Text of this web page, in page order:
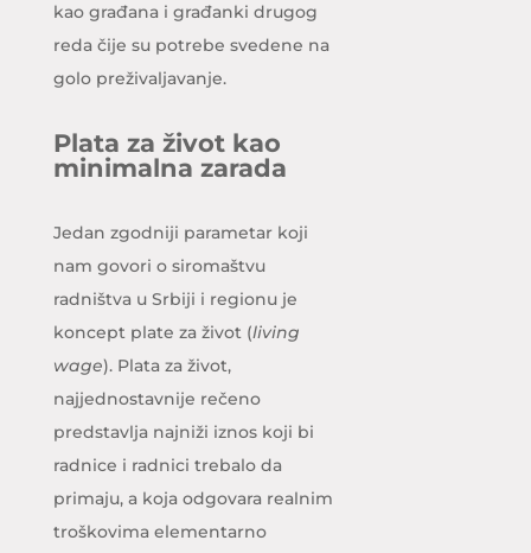
kao građana i građanki drugog
reda čije su potrebe svedene na
golo preživaljavanje.
Plata za život kao
minimalna zarada
Jedan zgodniji parametar koji
nam govori o siromaštvu
radništva u Srbiji i regionu je
koncept plate za život (living
wage). Plata za život,
najjednostavnije rečeno
predstavlja najniži iznos koji bi
radnice i radnici trebalo da
primaju, a koja odgovara realnim
troškovima elementarno